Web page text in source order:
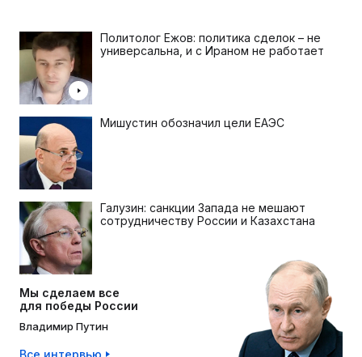
Политолог Ежов: политика сделок – не
универсальна, и с Ираном не работает
Мишустин обозначил цели ЕАЭС
Галузин: санкции Запада не мешают
сотрудничеству России и Казахстана
Мы сделаем все
для победы России
Владимир Путин
Все интервью